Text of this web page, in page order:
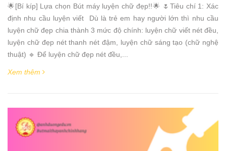
🌟[Bí kíp] Lựa chọn Bút máy luyện chữ đẹp!!🌟 🌷Tiêu chí 1: Xác
định nhu cầu luyện viết Dù là trẻ em hay người lớn thì nhu cầu
luyện chữ đẹp chia thành 3 mức độ chính: luyện chữ viết nét đều,
luyện chữ đẹp nét thanh nét đậm, luyện chữ sáng tạo (chữ nghệ
thuật) 🔹 Để luyện chữ đẹp nét đều,...
Xem thêm